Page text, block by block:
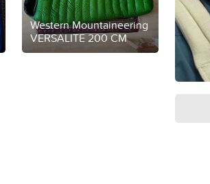
Western Mountaineering
VERSALITE 200 CM